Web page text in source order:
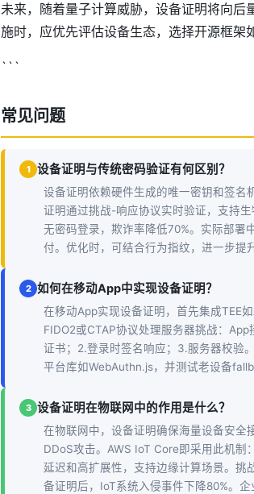
未来，随着量子计算威胁，设备证明将向
施时，应优先评估设备生态，选择开源框架
```
常见问题
1 设备证明与传统密码验证有何区别？
设备证明依赖硬件生成的唯一密钥和签名
证明通过挑战-响应协议实时验证，支持
无密码登录，欺诈率降低70%。实际部署
付。优化时，可结合行为指纹，进一步提
2 如何在移动App中实现设备证明？
在移动App实现设备证明，首先集成TEE
FIDO2或CTAP协议处理服务器挑战：
证书；2.登录时签名响应；3.服务器校验
平台库如WebAuthn.js，并测试老设备
3 设备证明在物联网中的作用是什么？
在物联网中，设备证明确保海量设备安全
DDoS攻击。AWS IoT Core即采用此机
延迟和高扩展性，支持边缘计算场景。挑
备证明后，IoT系统入侵事件下降80%。